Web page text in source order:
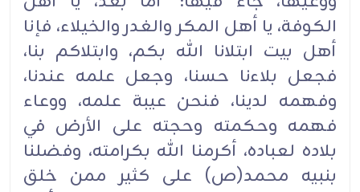
الكوفة، يا أهل المكر والغدر والخيلاء، فإنا
أهل بيت ابتلانا الله بكم، وابتلاكم بنا،
فجعل بلاءنا حسنا، وجعل علمه عندنا،
وفهمه لدينا، فنحن عيبة علمه، ووعاء
فهمه وحكمته وحجته على الأرض في
بلاده لعباده، أكرمنا الله بكرامته، وفضلنا
بنبيه محمد(ص) على كثير ممن خلق